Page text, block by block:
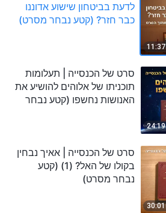
11:37
לדעת בביטחון שישוע אדוננו
כבר חזר? (קטע נבחר מסרט)
24:19
סרט של הכנסייה | תעלומות
תוכניתו של אלוהים להושיע את
האנושות נחשפו (קטע נבחר
30:01
סרט של הכנסייה | אאיך נבחין
בקולו של האל? (1) (קטע
נבחר מסרט)